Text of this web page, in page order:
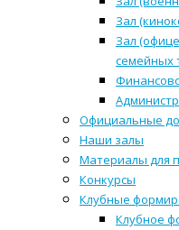
Зал
Зал
семейных
Официальные
Наши залы
Материалы для
Конкурсы
Клубные
Клубное